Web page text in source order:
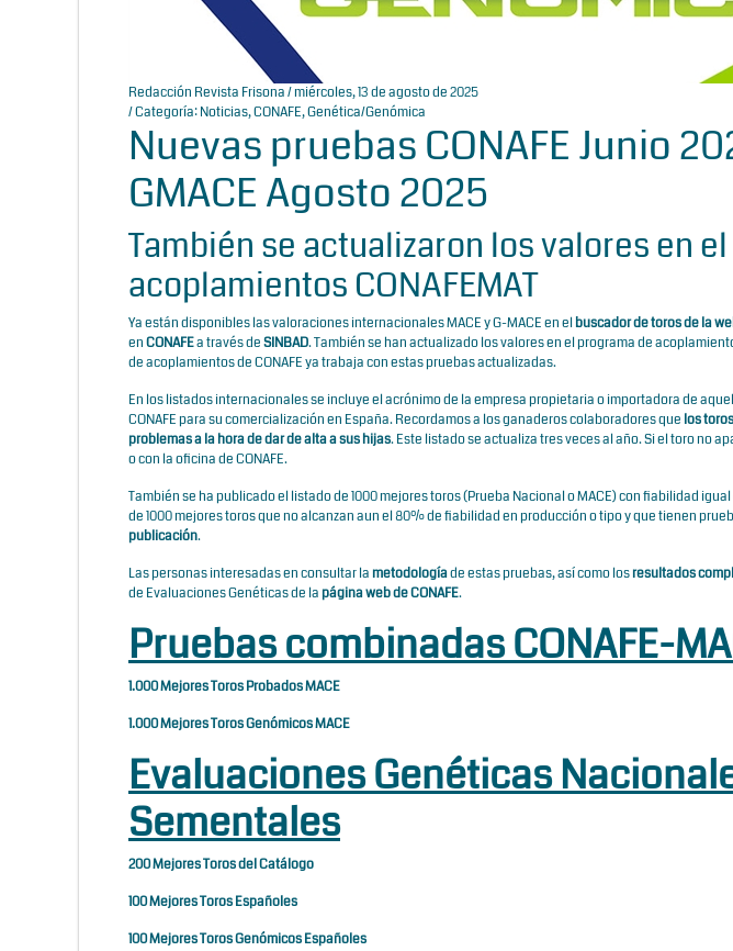
Redacción Revista Frisona/ miércoles, 13 de agosto de 2025
/ Categoría:Noticias,CONAFE,Genética/Genómica
Nuevas pruebas CONAFE Junio
GMACE Agosto 2025
También se actualizaron los valores en
acoplamientos CONAFEMAT
Ya están disponibles las valoraciones internacionales MACE y G-MACE en elbuscador de toros de la
enCONAFEa través deSINBAD. También se han actualizado los valores en el programa de
de acoplamientos de CONAFE ya trabaja con estas pruebas actualizadas.
En los listados internacionales se incluye el acrónimo de la empresa propietaria o importadora de
CONAFE para su comercialización en España. Recordamos a los ganaderos colaboradores que los
problemas a la hora de dar de alta a sus hijas. Este listado se actualiza tres veces al año. Si el toro no
o con la oficina de CONAFE.
También se ha publicado el listado de 1000 mejores toros (Prueba Nacional o MACE) con fiabilidad
de 1000 mejores toros que no alcanzan aun el 80% de fiabilidad en producción o tipo y que tienen
publicación.
Las personas interesadas en consultar lametodologíade estas pruebas, así como losresultados
de Evaluaciones Genéticas de lapágina web de CONAFE.
Pruebas combinadas CONAFE-
1.000 Mejores Toros Probados MACE
1.000 Mejores Toros Genómicos MACE
Evaluaciones Genéticas
Sementales
200 Mejores Toros del Catálogo
100 Mejores Toros Españoles
100 Mejores Toros Genómicos Españoles